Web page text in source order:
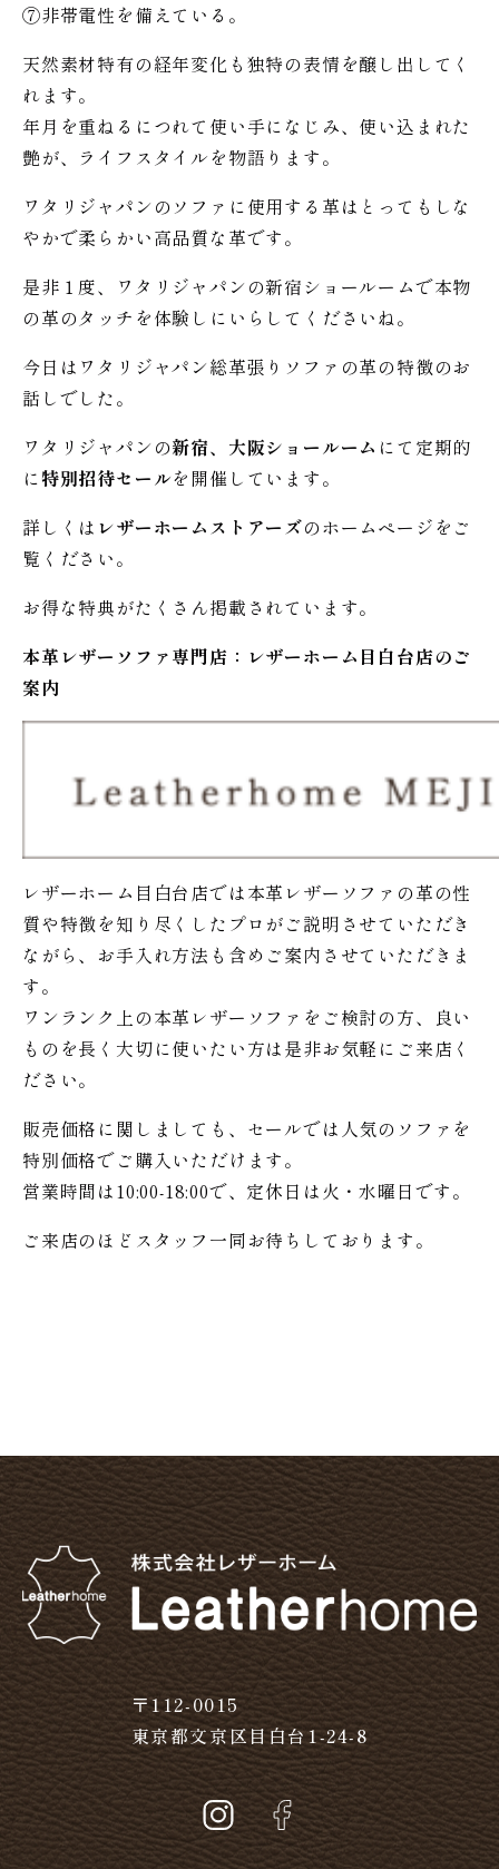
⑦非帯電性を備えている。
天然素材特有の経年変化も独特の表情を醸し出してく
れます。
年月を重ねるにつれて使い手になじみ、使い込まれた
艶が、ライフスタイルを物語ります。
ワタリジャパンのソファに使用する革はとってもしな
やかで柔らかい高品質な革です。
是非１度、ワタリジャパンの新宿ショールームで本物
の革のタッチを体験しにいらしてくださいね。
今日はワタリジャパン総革張りソファの革の特徴のお
話しでした。
ワタリジャパンの新宿、大阪ショールーム にて定期的
に特別招待セールを開催しています。
詳しくは レザーホームストアーズのホームページをご
覧ください。
お得な特典がたくさん掲載されています。
本革レザーソファ専門店：レザーホーム 目白台店のご
案内
レザーホーム目白台店では本革レザーソファの革の性
質や特徴を知り尽くしたプロがご説明させていただき
ながら、お手入れ方法も含めご案内させていただきま
す。
ワンランク上の本革レザーソファをご検討の方、良い
ものを長く大切に使いたい方は是非お気軽にご来店く
ださい。
販売価格に関しましても、セールでは人気のソファを
特別価格でご購入いただけます。
営業時間は10:00-18:00で、定休日は火・水曜日です。
ご来店のほどスタッフ一同お待ちしております。
〒112-0015
東京都文京区目白台1-24-8